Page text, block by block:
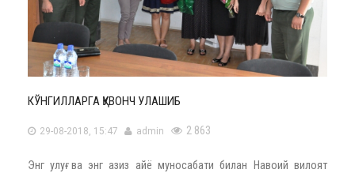
КЎНГИЛЛАРГА ҚУВОНЧ УЛАШИБ
29-08-2018, 15:47 admin 2 863
Энг улуғ ва энг азиз айё муносабати билан Навоий вилоят